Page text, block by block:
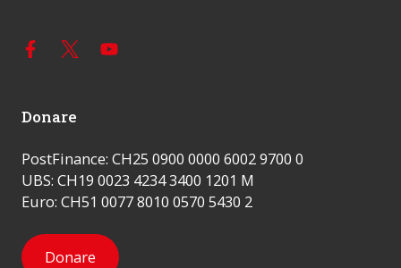
Donare
PostFinance: CH25 0900 0000 6002 9700 0
UBS: CH19 0023 4234 3400 1201 M
Euro: CH51 0077 8010 0570 5430 2
Donare